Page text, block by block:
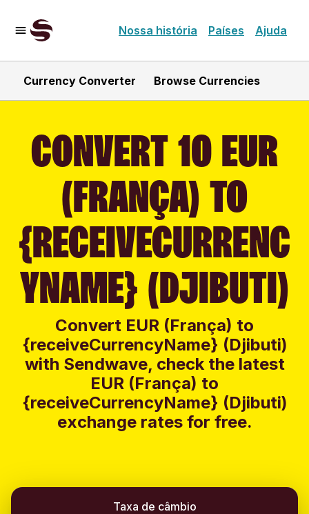
Nossa história Países Ajuda
Currency Converter Browse Currencies
CONVERT 10 EUR
(FRANÇA) TO
{RECEIVECURRENC
YNAME} (DJIBUTI)
Convert EUR (França) to
{receiveCurrencyName} (Djibuti)
with Sendwave, check the latest
EUR (França) to
{receiveCurrencyName} (Djibuti)
exchange rates for free.
Taxa de câmbio